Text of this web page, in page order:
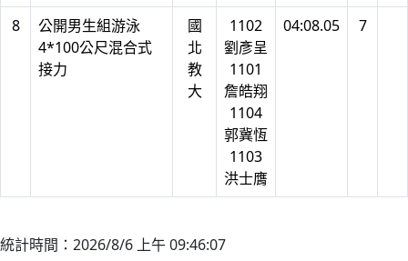
8
公開男生組游泳
4*100公尺混合式
接力
國
北
教
大
1102
劉彥呈
1101
詹皓翔
1104
郭冀恆
1103
洪士膺
04:08.05 7
統計時間：2026/8/6 上午 09:46:07